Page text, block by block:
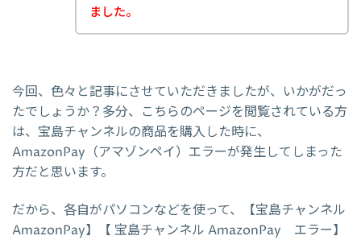
ました。
今回、色々と記事にさせていただきましたが、いかがだっ
たでしょうか？多分、こちらのページを閲覧されている方
は、宝島チャンネルの商品を購入した時に、
AmazonPay（アマゾンペイ）エラーが発生してしまった
方だと思います。
だから、各自がパソコンなどを使って、【宝島チャンネル
AmazonPay】【 宝島チャンネル AmazonPay エラー】